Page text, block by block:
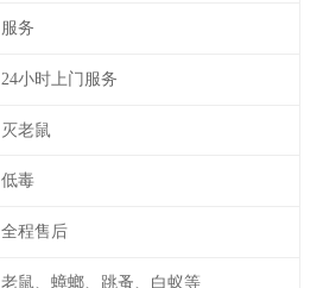
服务
24小时上门服务
灭老鼠
低毒
全程售后
老鼠、蟑螂、跳蚤、白蚁等